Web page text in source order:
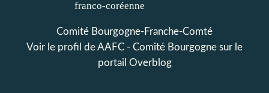
Comité Bourgogne-Franche-Comté
Voir le profil deAAFC - Comité Bourgogne sur le
portail Overblog